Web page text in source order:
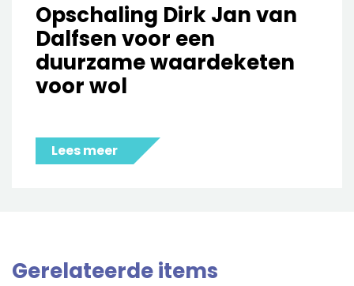
Opschaling Dirk Jan van
Dalfsen voor een
duurzame waardeketen
voor wol
Lees meer
Gerelateerde items